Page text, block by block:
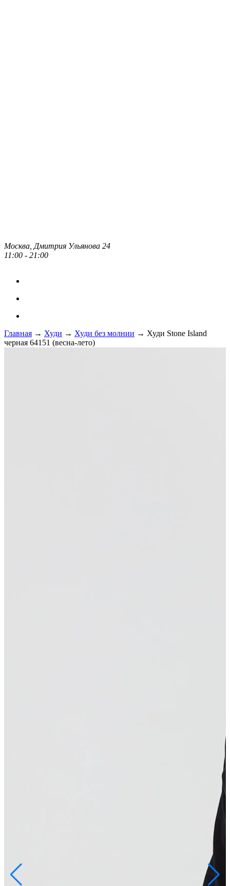
Москва, Дмитрия Ульянова 24
11:00 - 21:00
Главная → Худи → Худи без молнии → Худи Stone Island
черная 64151 (весна-лето)